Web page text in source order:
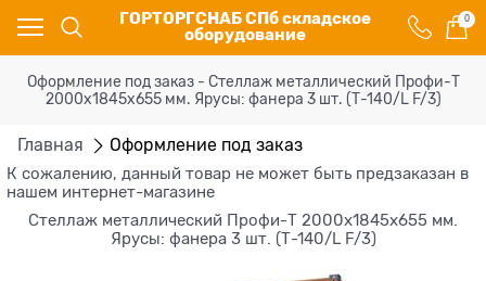
ГОРТОРГСНАБ СПб складское
оборудование
0
Оформление под заказ - Стеллаж металлический Профи-Т
2000x1845x655 мм. Ярусы: фанера 3 шт. (Т-140/L F/3)
Главная Оформление под заказ
К сожалению, данный товар не может быть предзаказан в
нашем интернет-магазине
Стеллаж металлический Профи-Т 2000x1845x655 мм.
Ярусы: фанера 3 шт. (Т-140/L F/3)